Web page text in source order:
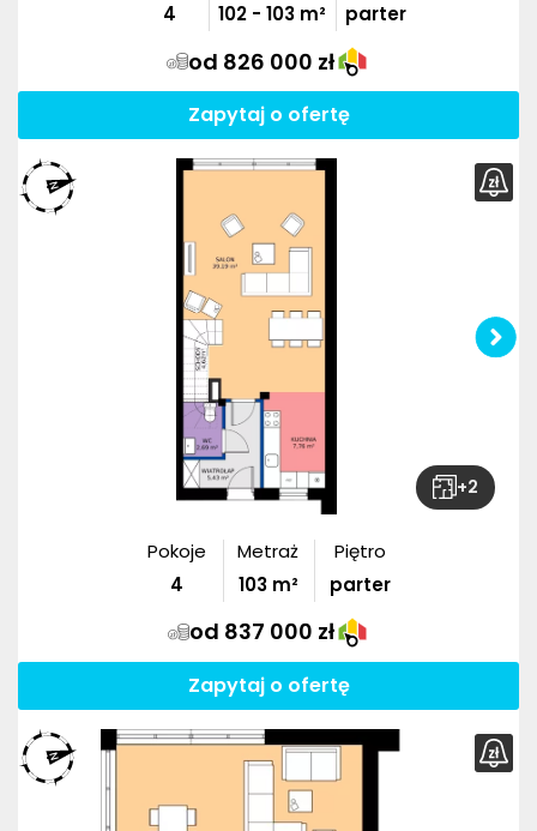
4
102 - 103 m²
parter
od 826 000 zł
Zapytaj o ofertę
+2
Pokoje
4
Metraż
103m²
Piętro
parter
od 837 000 zł
Zapytaj o ofertę